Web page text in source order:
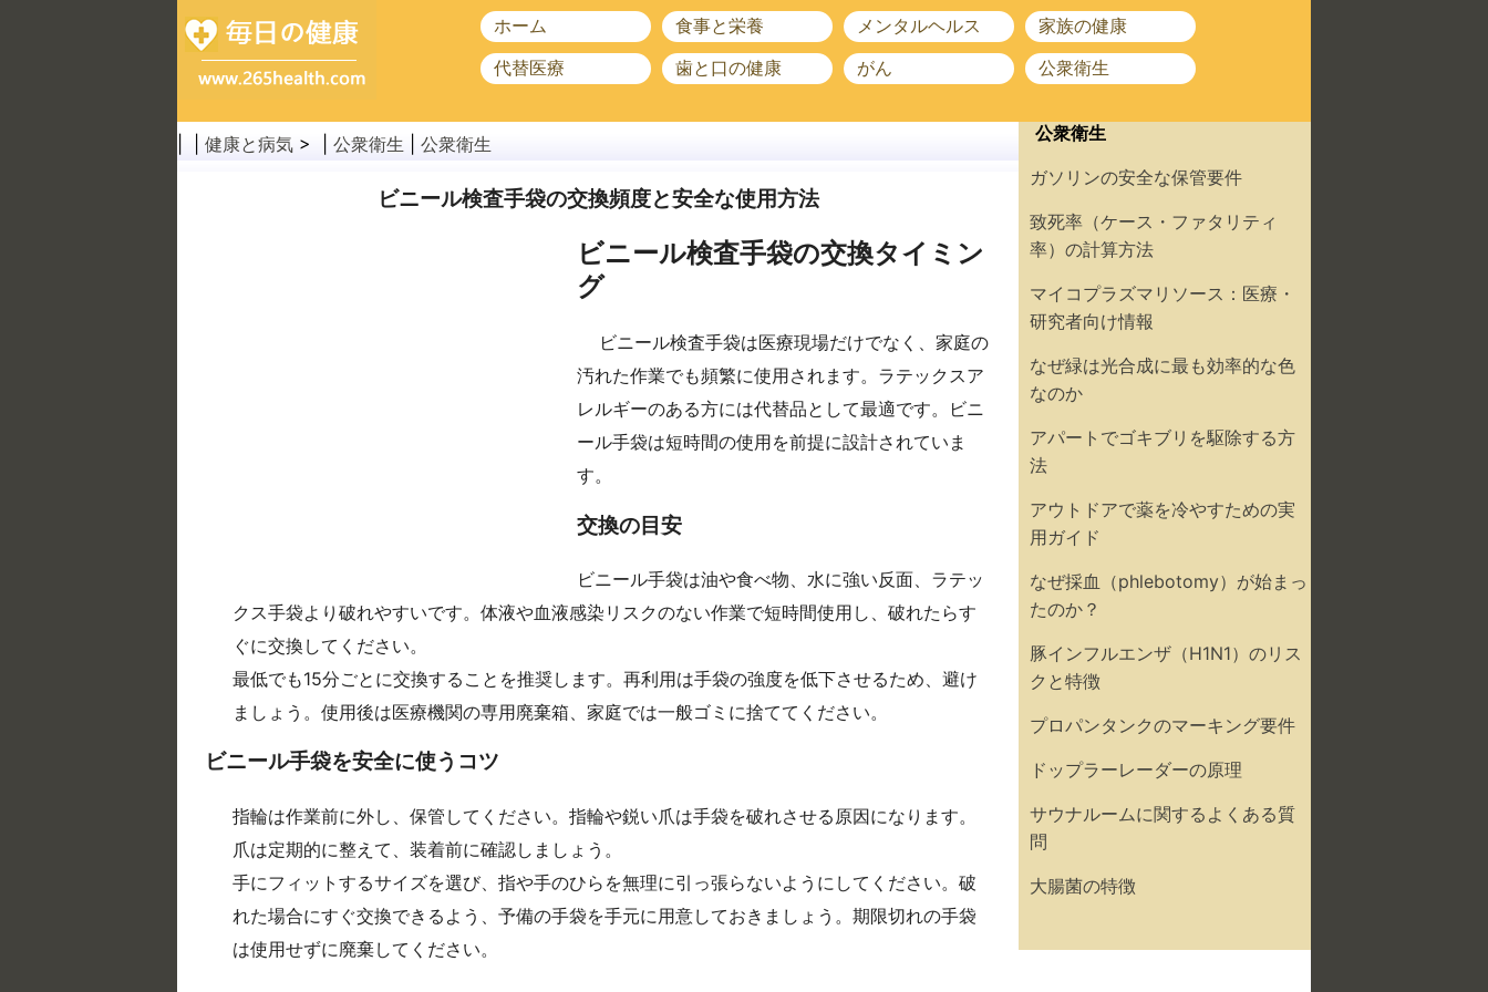
ホーム 食事と栄養 メンタルヘルス
家族の健康
代替医療
歯と口の健康 がん 公衆衛生
健康と病気 > | 公衆衛生 公衆衛生
ビニール検査手袋の交換頻度と安全な使用方法
ビニール検査手袋の交換タイミン
グ
ビニール検査手袋は医療現場だけでなく、家庭の
汚れた作業でも頻繁に使用されます。ラテックスア
レルギーのある方には代替品として最適です。ビニ
ール手袋は短時間の使用を前提に設計されていま
す。
交換の目安
ビニール手袋は油や食べ物、水に強い反面、ラテッ
クス手袋より破れやすいです。体液や血液感染リスクのない作業で短時間使用し、破れたらす
ぐに交換してください。
最低でも15分ごとに交換することを推奨します。再利用は手袋の強度を低下させるため、避け
ましょう。使用後は医療機関の専用廃棄箱、家庭では一般ゴミに捨ててください。
ビニール手袋を安全に使うコツ
指輪は作業前に外し、保管してください。指輪や鋭い爪は手袋を破れさせる原因になります。
爪は定期的に整えて、装着前に確認しましょう。
手にフィットするサイズを選び、指や手のひらを無理に引っ張らないようにしてください。破
れた場合にすぐ交換できるよう、予備の手袋を手元に用意しておきましょう。期限切れの手袋
は使用せずに廃棄してください。
公衆衛生
ガソリンの安全な保管要件
致死率（ケース・ファタリティ
率）の計算方法
マイコプラズマリソース：医療・
研究者向け情報
なぜ緑は光合成に最も効率的な色
なのか
アパートでゴキブリを駆除する方
法
アウトドアで薬を冷やすための実
用ガイド
なぜ採血（phlebotomy）が始まっ
たのか？
豚インフルエンザ（H1N1）のリス
クと特徴
プロパンタンクのマーキング要件
ドップラーレーダーの原理
サウナルームに関するよくある質
問
大腸菌の特徴